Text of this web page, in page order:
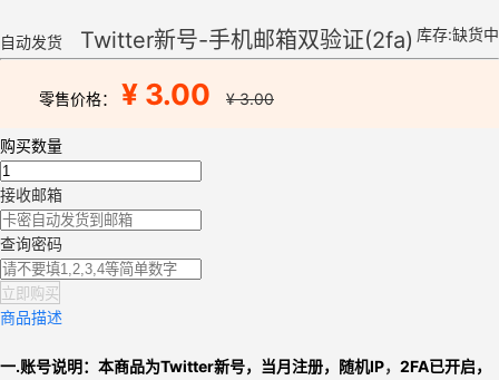
自动发货 Twitter新号-手机邮箱双验证(2fa) 库存:缺货中
零售价格： ¥ 3.00 ¥ 3.00
购买数量
接收邮箱
查询密码
立即购买
商品描述
一.账号说明： 本商品为Twitter新号， 当月注册， 随机IP， 2FA已开启，